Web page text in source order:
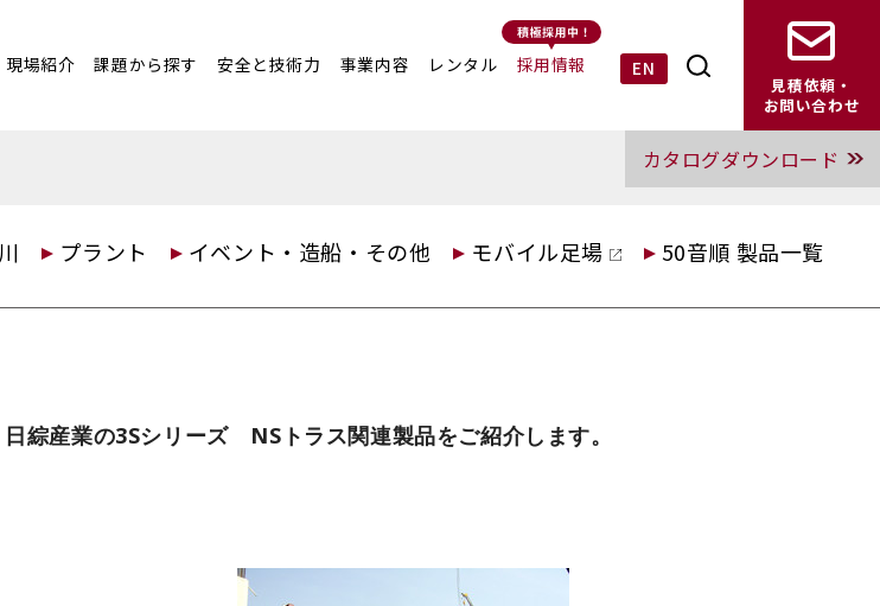
現場紹介 課題から探す 安全と技術力 事業内容 レンタル 採用情報 EN
見積依頼・
お問い合わせ
カタログダウンロード
プラント イベント・造船・その他 モバイル足場 50音順 製品一覧
日綜産業の3Sシリーズ NSトラス関連製品をご紹介します。